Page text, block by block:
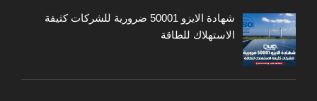
شهادة الايزو 50001 ضرورية للشركات كثيفة
الاستهلاك للطاقة